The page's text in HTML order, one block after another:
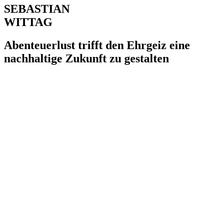
SEBASTIAN
WITTAG
Abenteuerlust trifft den Ehrgeiz eine
nachhaltige Zukunft zu gestalten